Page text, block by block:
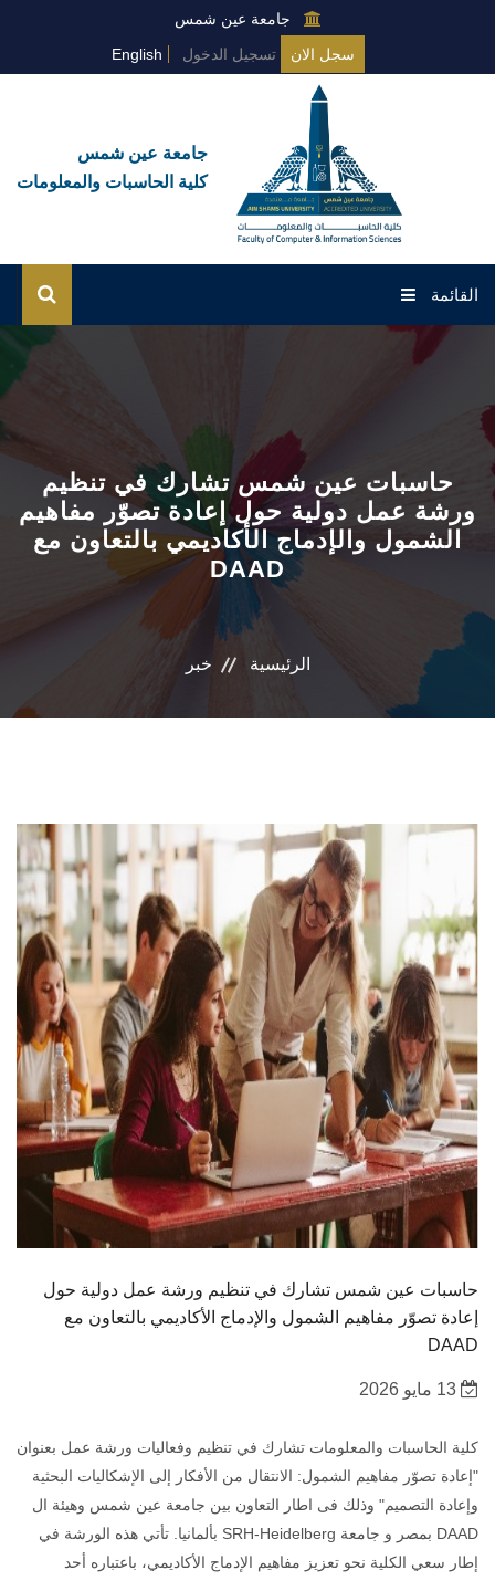
جامعة عين شمس
سجل الان
تسجيل الدخول English
جامعة عين شمس
كلية الحاسبات والمعلومات
القائمة
الرئيسية
البرامج العامة
البرامج المتخصصة
حياة اكاديمية
حاسبات عين شمس تشارك في تنظيم
ورشة عمل دولية حول إعادة تصوّر مفاهيم
الشمول والإدماج الأكاديمي بالتعاون مع
DAAD
الرئيسية خبر
حاسبات عين شمس تشارك في تنظيم ورشة عمل دولية حول
إعادة تصوّر مفاهيم الشمول والإدماج الأكاديمي بالتعاون مع
DAAD
كلية الحاسبات والمعلومات تشارك في تنظيم وفعاليات ورشة عمل بعنوان
"إعادة تصوّر مفاهيم الشمول: الانتقال من الأفكار إلى الإشكاليات البحثية
وإعادة التصميم" وذلك فى اطار التعاون بين جامعة عين شمس وهيئة ال
DAAD بمصر و جامعة SRH-Heidelberg بألمانيا. تأتي هذه الورشة في
إطار سعي الكلية نحو تعزيز مفاهيم الإدماج الأكاديمي، باعتباره أحد